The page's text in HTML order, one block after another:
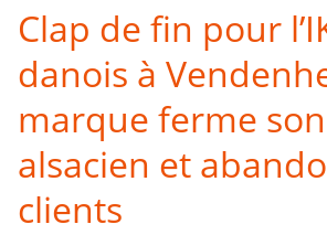
Clap de fin pour
danois à
marque ferme
alsacien et
clients